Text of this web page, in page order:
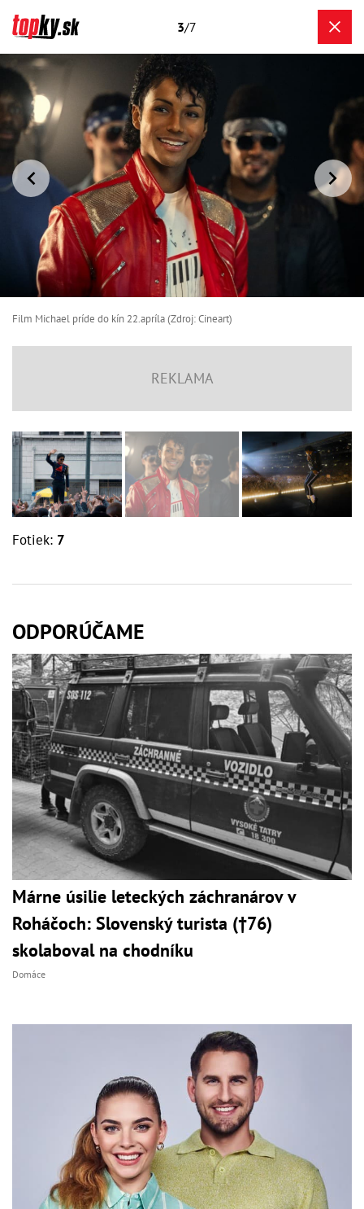
3/7
Film Michael príde do kín 22.apríla (Zdroj: Cineart)
Fotiek: 7
ODPORÚČAME
Márne úsilie leteckých záchranárov v
Roháčoch: Slovenský turista (†76)
skolaboval na chodníku
Domáce